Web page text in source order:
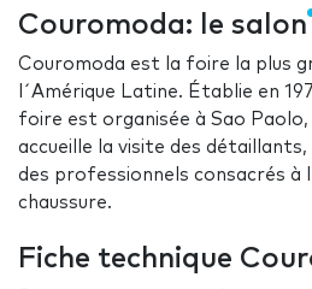
Couromoda: le salon
Couromoda est la foire la plus
l´Amérique Latine. Établie en
foire est organisée à Sao
accueille la visite des
des professionnels consacrés à
chaussure.
Fiche technique